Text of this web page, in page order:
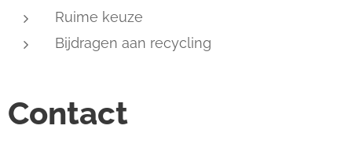
Ruime keuze
Bijdragen aan recycling
Contact